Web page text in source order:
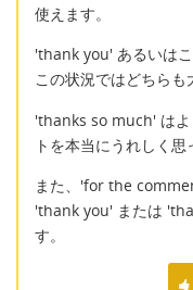
使えます。
'thank you' あるいは
この状況ではどちらも
'thanks so much' はよ
トを本当にうれしく思
また、'for the
'thank you' または
す。